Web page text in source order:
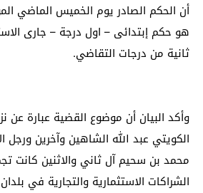
هو حكم إبتدائى – اول درجة – جارى
ثانية من درجات التقاضي.
وأكد البيان أن موضوع القضية عبارة عن
الكويتي عبد الله الشاهين وآخرين ورجل
محمد بن سحيم آل ثاني والاثنين كانت
الشراكات الاستثمارية والتجارية في